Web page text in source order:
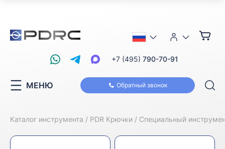
Обратный звонок
+7 (495) 790-70-91
МЕНЮ
Каталог инструмента PDR Крючки Специальный